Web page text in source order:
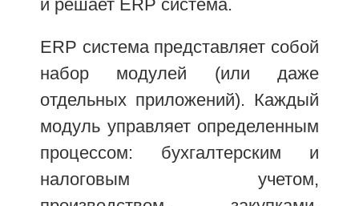
и решает ERP система.
ERP система представляет собой
набор модулей (или даже
отдельных приложений). Каждый
модуль управляет определенным
процессом: бухгалтерским и
налоговым учетом,